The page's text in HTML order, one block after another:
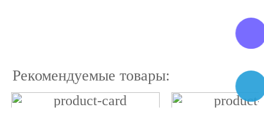
Рекомендуемые товары: